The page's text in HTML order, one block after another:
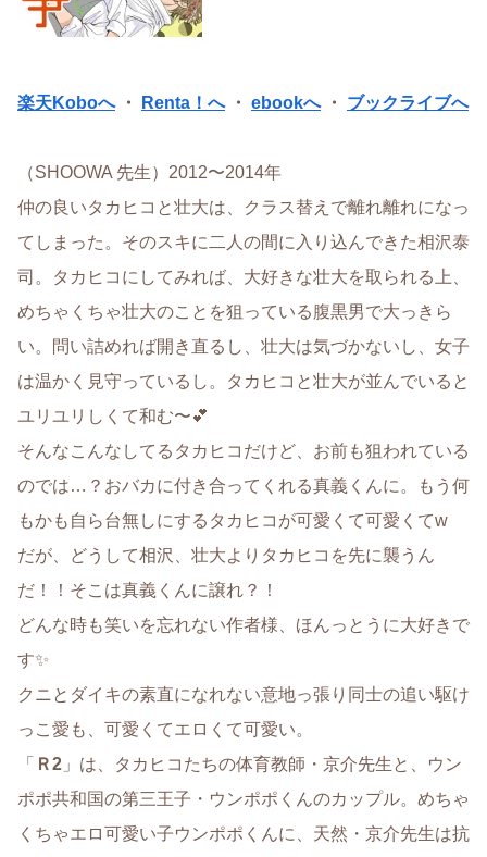
楽天Koboへ・ Renta！へ・ ebookへ・ ブックライブへ
（SHOOWA 先生）2012〜2014年
仲の良いタカヒコと壮大は、クラス替えで離れ離れになっ
てしまった。そのスキに二人の間に入り込んできた相沢泰
司。タカヒコにしてみれば、大好きな壮大を取られる上、
めちゃくちゃ壮大のことを狙っている腹黒男で大っきら
い。問い詰めれば開き直るし、壮大は気づかないし、女子
は温かく見守っているし。タカヒコと壮大が並んでいると
ユリユリしくて和む〜💕
そんなこんなしてるタカヒコだけど、お前も狙われている
のでは…？おバカに付き合ってくれる真義くんに。もう何
もかも自ら台無しにするタカヒコが可愛くて可愛くてw
だが、どうして相沢、壮大よりタカヒコを先に襲うん
だ！！そこは真義くんに譲れ？！
どんな時も笑いを忘れない作者様、ほんっとうに大好きで
す✨
クニとダイキの素直になれない意地っ張り同士の追い駆け
っこ愛も、可愛くてエロくて可愛い。
「 Ｒ2 」は、タカヒコたちの体育教師・京介先生と、ウン
ポポ共和国の第三王子・ウンポポくんのカップル。めちゃ
くちゃエロ可愛い子ウンポポくんに、天然・京介先生は抗